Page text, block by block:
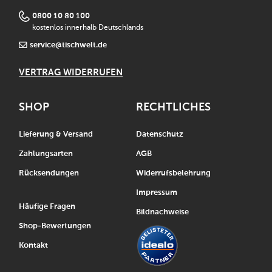
0800 10 80 100
kostenlos innerhalb Deutschlands
service@tischwelt.de
VERTRAG WIDERRUFEN
SHOP
Lieferung & Versand
Zahlungsarten
Rücksendungen
Häufige Fragen
Shop-Bewertungen
Kontakt
RECHTLICHES
Datenschutz
AGB
Widerrufsbelehrung
Impressum
Bildnachweise